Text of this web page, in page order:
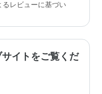
レビューに基づい
イトをご覧くだ